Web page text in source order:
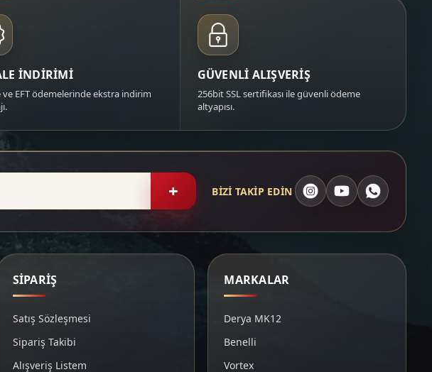
İNDİRİMİ
ve EFT ödemelerinde ekstra indirim
GÜVENLİ ALIŞVERİŞ
256bit SSL sertifikası ile güvenli ödeme
altyapısı.
+ BİZİ TAKİP EDİN
SİPARİŞ
Satış Sözleşmesi
Sipariş Takibi
Alışveriş Listem
MARKALAR
Derya MK12
Benelli
Vortex